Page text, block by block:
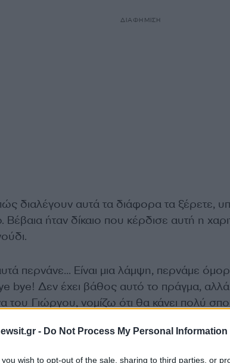
- Do Not Process My Personal Information
you wish to opt-out of the sale, sharing to third parties, or
ΔΙΑΦΗΜΙΣΗ
διαλέγουν αυτά τα διάφορα τα ξέρετε,
Βέβαια ήταν δίκαιο που κέρδισε αυτή η
περνάνε… Είναι μια λάμψη, περνάμε
bye! Δεν έχει βάθος αυτό το πράγμα,
του Γιώργου, νομίζω ότι θα κάνει πολύ
παιδί», είπε η ηθοποιός.